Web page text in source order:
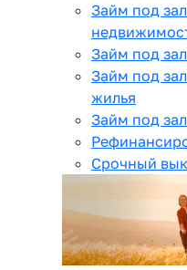
Займ под
Займ под
Займ под
жилья
Займ под
Срочный